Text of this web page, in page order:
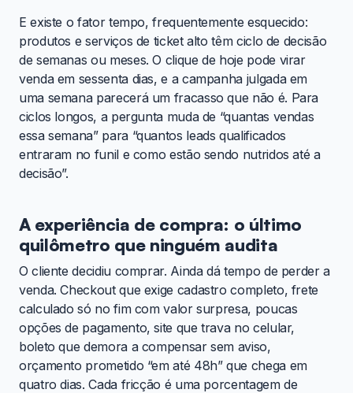
E existe o fator tempo, frequentemente esquecido:
produtos e serviços de ticket alto têm ciclo de decisão
de semanas ou meses. O clique de hoje pode virar
venda em sessenta dias, e a campanha julgada em
uma semana parecerá um fracasso que não é. Para
ciclos longos, a pergunta muda de “quantas vendas
essa semana” para “quantos leads qualificados
entraram no funil e como estão sendo nutridos até a
decisão”.
A experiência de compra: o último
quilômetro que ninguém audita
O cliente decidiu comprar. Ainda dá tempo de perder a
venda. Checkout que exige cadastro completo, frete
calculado só no fim com valor surpresa, poucas
opções de pagamento, site que trava no celular,
boleto que demora a compensar sem aviso,
orçamento prometido “em até 48h” que chega em
quatro dias. Cada fricção é uma porcentagem de